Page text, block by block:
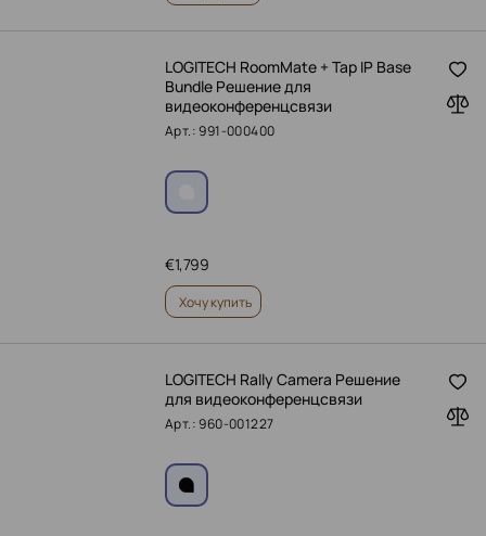
LOGITECH RoomMate + Tap IP Base
Bundle Решение для
видеоконференцсвязи
Арт.: 991-000400
1,799
€
Хочу купить
LOGITECH Rally Camera Решение
для видеоконференцсвязи
Арт.: 960-001227